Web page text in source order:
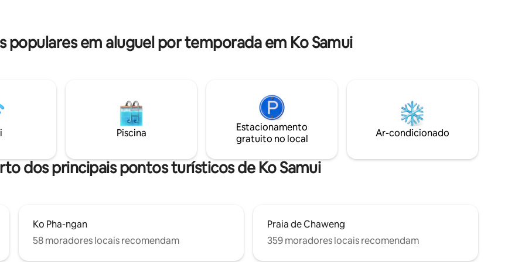
para uma experiência tropical única.
populares em aluguel por temporada em Ko Samui
Piscina
Estacionamento
gratuito no local
Ar-condicionado
dos principais pontos turísticos de Ko Samui
Ko Pha-ngan
58 moradores locais recomendam
Praia de Chaweng
359 moradores locais recomendam